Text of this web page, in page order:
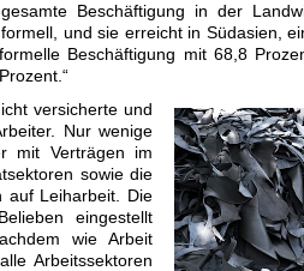
Beschäftigung in der
und sie erreicht in Südasien,
Beschäftigung mit 68,8
versicherte und
Nur wenige
mit Verträgen im
sowie die
auf Leiharbeit. Die
eingestellt
wie Arbeit
Arbeitssektoren